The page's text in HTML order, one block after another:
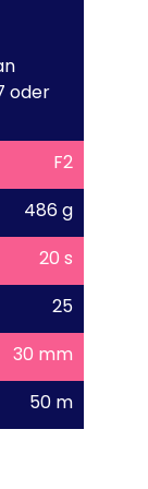
oder
F2
486 g
20 s
25
30 mm
50 m